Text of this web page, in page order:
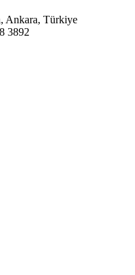
Ankara, Türkiye
3892